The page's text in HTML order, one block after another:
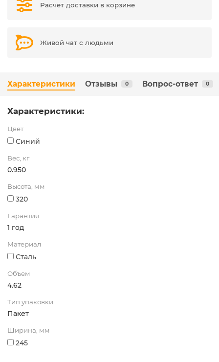
Расчет доставки в корзине
Живой чат с людьми
Характеристики Отзывы 0 Вопрос-ответ 0
Характеристики:
Цвет
Синий
Вес, кг
0.950
Высота, мм
320
Гарантия
1 год
Материал
Сталь
Объем
4.62
Тип упаковки
Пакет
Ширина, мм
245